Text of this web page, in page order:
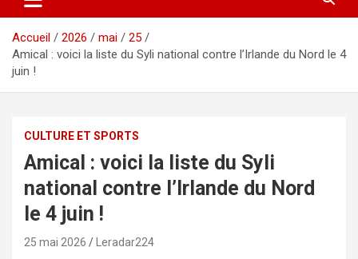
Accueil 2026 mai
25
Amical : voici la liste du Syli national contre l’Irlande du Nord le 4
juin !
CULTURE ET SPORTS
Amical : voici la liste du Syli
national contre l’Irlande du Nord
le 4 juin !
25 mai 2026 Leradar224